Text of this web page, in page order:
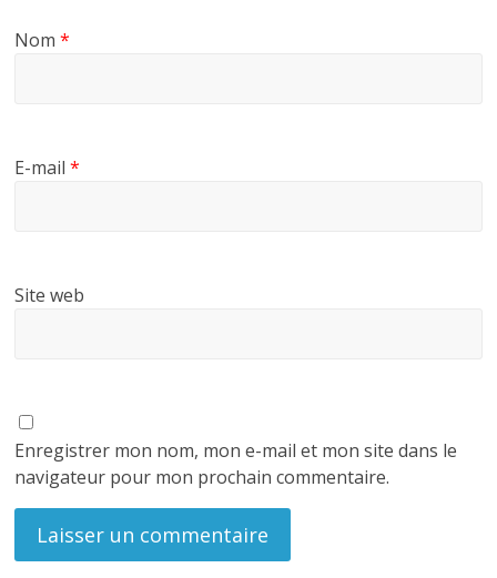
Nom*
E-mail*
Site web
Enregistrer mon nom, mon e-mail et mon site dans le
navigateur pour mon prochain commentaire.